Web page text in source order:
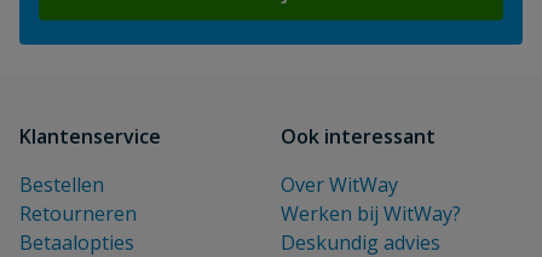
Klantenservice
Bestellen
Retourneren
Betaalopties
Ook interessant
Over WitWay
Werken bij WitWay?
Deskundig advies